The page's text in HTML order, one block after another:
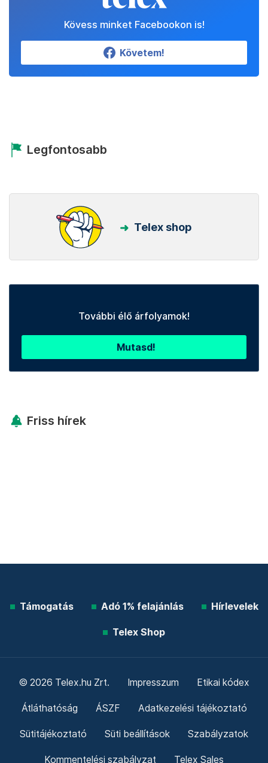
Kövess minket Facebookon is!
Követem!
Legfontosabb
Telex shop
További élő árfolyamok!
Mutasd!
Friss hírek
Támogatás Adó 1% felajánlás Hírlevelek
Telex Shop
© 2026 Telex.hu Zrt. Impresszum Etikai kódex
Átláthatóság ÁSZF Adatkezelési tájékoztató
Sütitájékoztató Süti beállítások Szabályzatok
Kommentelési szabályzat Telex Sales